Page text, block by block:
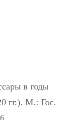
в годы
гг.). М.: Гос.